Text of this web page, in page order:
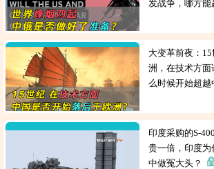
发战争，哪方能
大变革前夜：
洲，在技术方
么时候开始超越
印度采购的S-
贵一倍，印度
中做冤大头？